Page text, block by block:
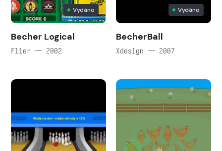
Vydáno
Becher Logical
Flier — 2002
Vydáno
BecherBall
Xdesign — 2007